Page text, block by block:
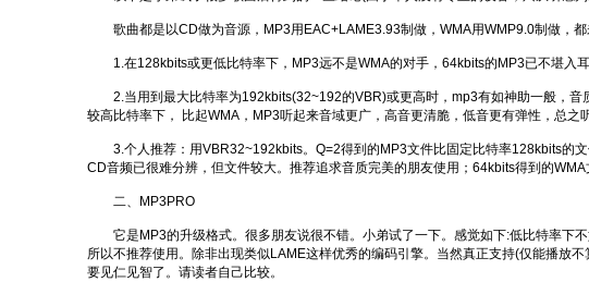
歌曲都是以CD做为音源，MP3用EAC+LAME3.93制做，WMA用WMP9.0制做，都
1.在128kbits或更低比特率下，MP3远不是WMA的对手，64kbits的MP3已不堪入耳
2.当用到最大比特率为192kbits(32~192的VBR)或更高时，mp3有如神助一般，音
较高比特率下， 比起WMA，MP3听起来音域更广，高音更清脆，低音更有弹性，总
3.个人推荐：用VBR32~192kbits。Q=2得到的MP3文件比固定比特率128kbits的文
CD音频已很难分辨，但文件较大。推荐追求音质完美的朋友使用；64kbits得到的
二、MP3PRO
它是MP3的升级格式。很多朋友说很不错。小弟试了一下。感觉如下:低比特率下不
所以不推荐使用。除非出现类似LAME这样优秀的编码引擎。当然真正支持(仅能播放
要见仁见智了。请读者自己比较。